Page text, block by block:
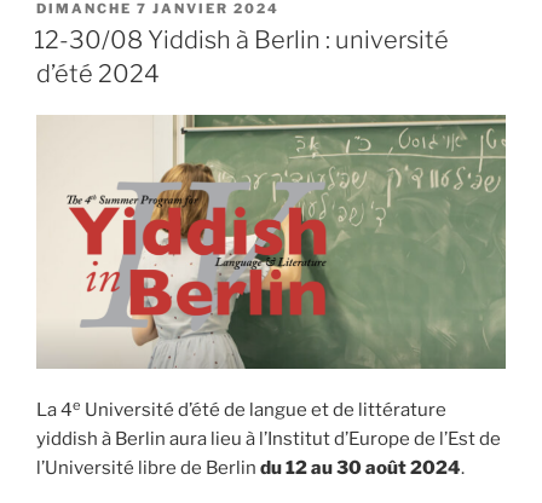
à
de
culture
yiddish »
PUBLIÉ
LE
DIMANCHE 7 JANVIER 2024
12-30/08 Yiddish à Berlin : université
d’été 2024
La 4e Université d’été de langue et de littérature
yiddish à Berlin aura lieu à l’Institut d’Europe de l’Est de
l’Université libre de Berlin du 12 au 30 août 2024.